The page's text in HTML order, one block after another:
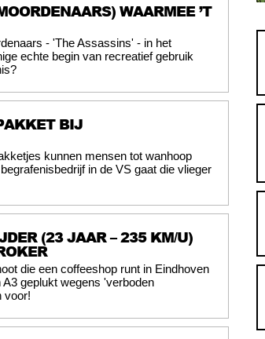
WAARMEE ’T
- 'The Assassins' - in het
echte begin van recreatief gebruik
BIJ
kunnen mensen tot wanhoop
in de VS gaat die vlieger
(23 JAAR – 235 KM/U)
die een coffeeshop runt in Eindhoven
geplukt wegens 'verboden
voor!